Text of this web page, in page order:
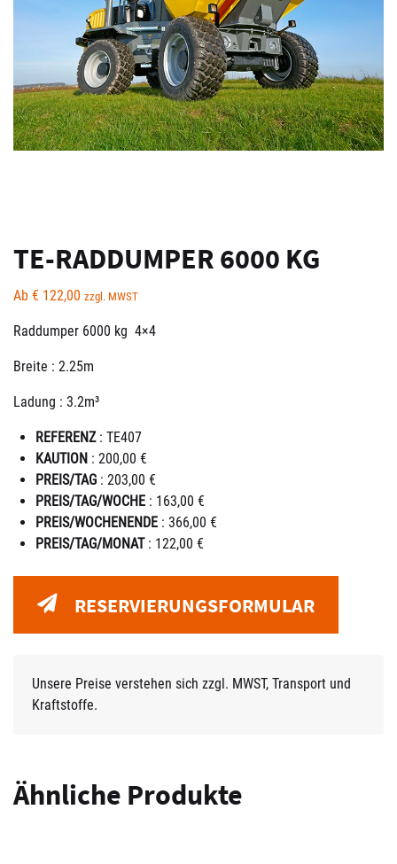
TE-RADDUMPER 6000 KG
Ab € 122,00 zzgl. MWST
Raddumper 6000 kg 4×4
Breite : 2.25m
Ladung : 3.2m³
REFERENZ : TE407
KAUTION : 200,00 €
PREIS/TAG : 203,00 €
PREIS/TAG/WOCHE : 163,00 €
PREIS/WOCHENENDE : 366,00 €
PREIS/TAG/MONAT: 122,00 €
RESERVIERUNGSFORMULAR
Unsere Preise verstehen sich zzgl. MWST, Transport und
Kraftstoffe.
Ähnliche Produkte